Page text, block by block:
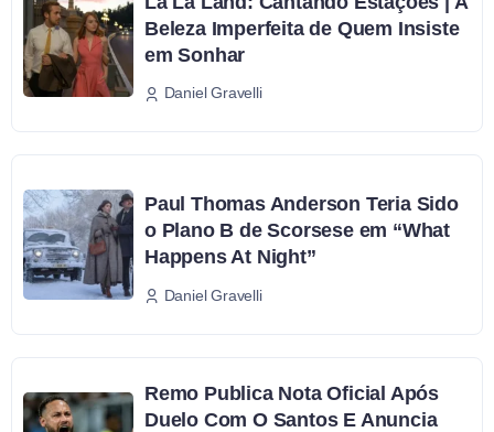
Beleza Imperfeita de Quem Insiste
em Sonhar
Daniel Gravelli
Paul Thomas Anderson Teria Sido
o Plano B de Scorsese em “What
Happens At Night”
Daniel Gravelli
Remo Publica Nota Oficial Após
Duelo Com O Santos E Anuncia